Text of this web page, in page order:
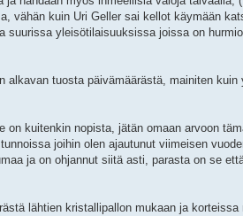
vähän kuin Uri Geller sai kellot käymään
yleisötilaisuuksissa joissa on
alkavan tuosta päivämäärästä, mainiten
on kuitenkin nopista, jätän omaan arvoon
joihin olen ajautunut viimeisen
ja on ohjannut siitä asti, parasta on se
lähtien kristallipallon mukaan ja